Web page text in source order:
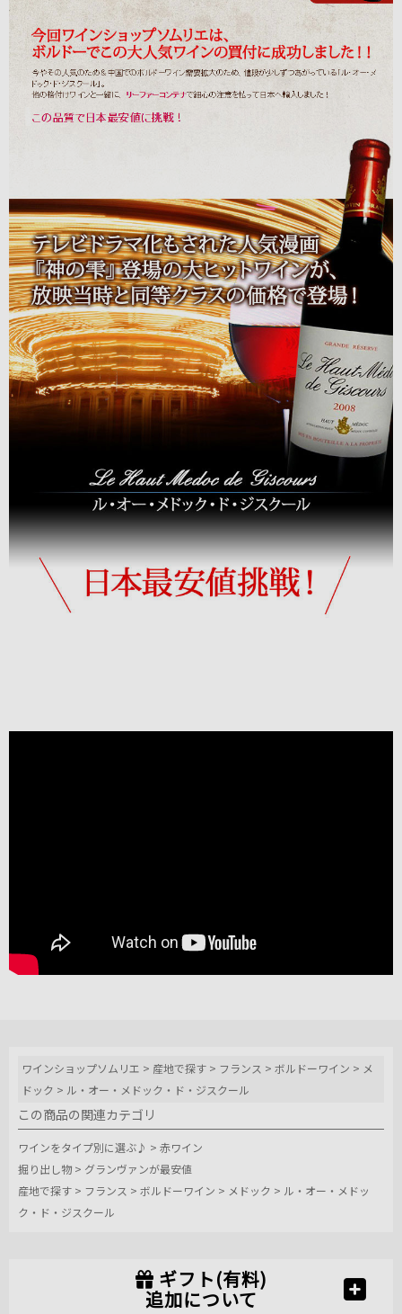
ワインショップソムリエ > 産地で探す > フランス >ボルドーワイン > メ
ドック > ル・オー・メドック・ド・ジスクール
この商品の関連カテゴリ
ワインをタイプ別に選ぶ♪ > 赤ワイン
掘り出し物 > グランヴァンが最安値
産地で探す > フランス > ボルドーワイン > メドック > ル・オー・メドッ
ク・ド・ジスクール
ギフト(有料)
追加について